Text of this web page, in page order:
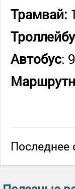
Трамвай:
Автобус:
Последнее